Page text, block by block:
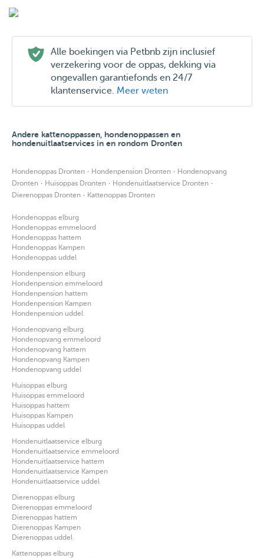
Alle boekingen via Petbnb zijn inclusief
verzekering voor de oppas, dekking via
ongevallen garantiefonds en 24/7
klantenservice. Meer weten
Andere kattenoppassen, hondenoppassen en
hondenuitlaatservices in en rondom Dronten
Hondenoppas Dronten · Hondenpension Dronten · Hondenopvang
Dronten · Huisoppas Dronten · Hondenuitlaatservice Dronten ·
Dierenoppas Dronten · Kattenoppas Dronten
Hondenoppas elburg
Hondenoppas emmeloord
Hondenoppas hattem
Hondenoppas Kampen
Hondenoppas uddel
Hondenpension elburg
Hondenpension emmeloord
Hondenpension hattem
Hondenpension Kampen
Hondenpension uddel
Hondenopvang elburg
Hondenopvang emmeloord
Hondenopvang hattem
Hondenopvang Kampen
Hondenopvang uddel
Huisoppas elburg
Huisoppas emmeloord
Huisoppas hattem
Huisoppas Kampen
Huisoppas uddel
Hondenuitlaatservice elburg
Hondenuitlaatservice emmeloord
Hondenuitlaatservice hattem
Hondenuitlaatservice Kampen
Hondenuitlaatservice uddel
Dierenoppas elburg
Dierenoppas emmeloord
Dierenoppas hattem
Dierenoppas Kampen
Dierenoppas uddel
Kattenoppas elburg